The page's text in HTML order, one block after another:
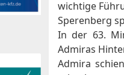
wichtige
Sperenberg
In der 63.
Admiras
Admira